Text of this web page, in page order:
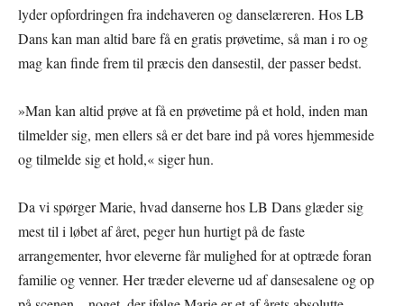
lyder opfordringen fra indehaveren og danselæreren. Hos LB
Dans kan man altid bare få en gratis prøvetime, så man i ro og
mag kan finde frem til præcis den dansestil, der passer bedst.
»Man kan altid prøve at få en prøvetime på et hold, inden man
tilmelder sig, men ellers så er det bare ind på vores hjemmeside
og tilmelde sig et hold,« siger hun.
Da vi spørger Marie, hvad danserne hos LB Dans glæder sig
mest til i løbet af året, peger hun hurtigt på de faste
arrangementer, hvor eleverne får mulighed for at optræde foran
familie og venner. Her træder eleverne ud af dansesalene og op